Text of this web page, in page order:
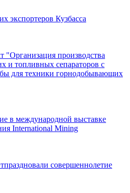
экспортеров Кузбасса
"Организация производства
и топливных сепараторов с
для техники горнодобывающих
в международной выставке
International Mining
совершеннолетие